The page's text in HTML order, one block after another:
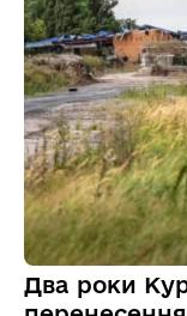
Два роки